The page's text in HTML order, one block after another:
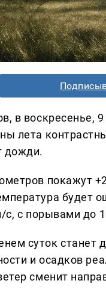
в воскресенье,
лета
дожди.
покажут
будет
с порывами до
суток станет
и осадков
сменит